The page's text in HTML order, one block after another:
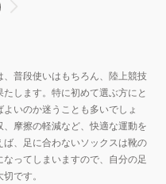
普段使いはもちろん、陸上競技
します。特に初めて選ぶ方にと
いのか迷うことも多いでしょ
摩擦の軽減など、快適な運動を
、足に合わないソックスは靴の
ってしまいますので、自分の足
です。